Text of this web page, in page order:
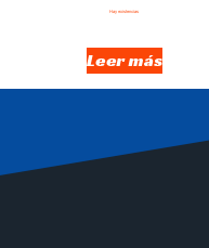
Hay existencias
Leer más